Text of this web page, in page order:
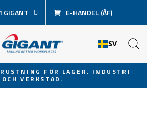
GIGANT E-HANDEL (ÅF)
SV
Pausa
FÖR LAGER, INDUSTRI
OCH VERKSTAD.